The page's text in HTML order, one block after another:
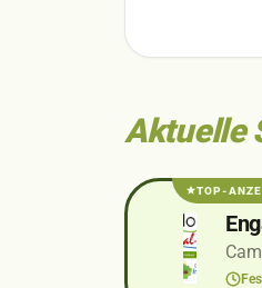
Aktuelle
TOP-